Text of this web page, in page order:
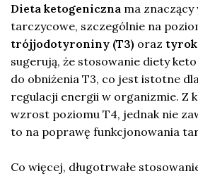
Dieta ketogeniczna ma znaczący
tarczycowe, szczególnie na
trójjodotyroniny (T3) oraz
sugerują, że stosowanie diety
do obniżenia T3, co jest istotne
regulacji energii w organizmie. Z
wzrost poziomu T4, jednak nie
to na poprawę funkcjonowania
Co więcej, długotrwałe